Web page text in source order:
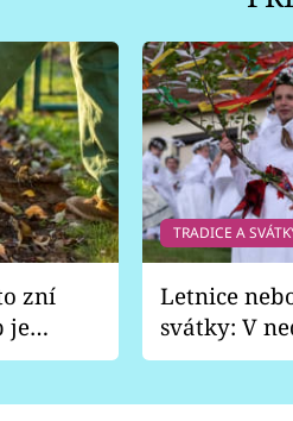
zní
je
TRADICE A
Letnice
svátky: V
pondělí